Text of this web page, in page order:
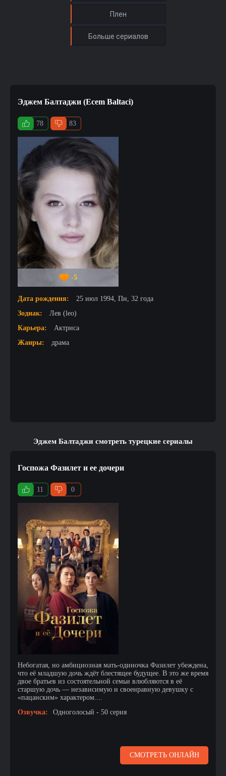
Эджем Балтаджи (Ecem Baltaci)
78 83
-5
Дата рождения:
25 июл 1994, Пн, 32 года
Зодиак:
Лев (leo)
Карьера:
Актриса
Жанры:
драма
Эджем Балтаджи смотреть турецкие сериалы
Госпожа Фазилет и ее дочери
11 0
Небогатая, но амбициозная мать-одиночка Фазилет убеждена,
что её младшую дочь ждёт блестящее будущее. В это же время
двое братьев из состоятельной семьи влюбляются в её
старшую дочь — независимую и своенравную девушку с
«пацанским» характером....
Озвучка:
Одноголосый - 50 серия
СМОТРЕТЬ ОНЛАЙН